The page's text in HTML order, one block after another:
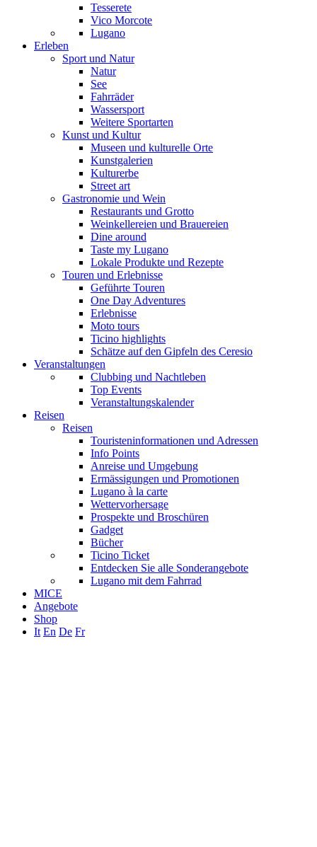
Tesserete
Vico Morcote
Lugano
Erleben
Sport und Natur
Natur
See
Fahrräder
Wassersport
Weitere Sportarten
Kunst und Kultur
Museen und kulturelle Orte
Kunstgalerien
Kulturerbe
Street art
Gastronomie und Wein
Restaurants und Grotto
Weinkellereien und Brauereien
Dine around
Taste my Lugano
Lokale Produkte und Rezepte
Touren und Erlebnisse
Geführte Touren
One Day Adventures
Erlebnisse
Moto tours
Ticino highlights
Schätze auf den Gipfeln des Ceresio
Veranstaltungen
Clubbing und Nachtleben
Top Events
Veranstaltungskalender
Reisen
Reisen
Touristeninformationen und Adressen
Info Points
Anreise und Umgebung
Ermässigungen und Promotionen
Lugano à la carte
Wettervorhersage
Prospekte und Broschüren
Gadget
Bücher
Ticino Ticket
Entdecken Sie alle Sonderangebote
Lugano mit dem Fahrrad
MICE
Angebote
Shop
It En De Fr